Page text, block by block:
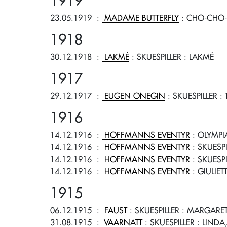
23.05.1919 : MADAME BUTTERFLY : CHO-CHO-
1918
30.12.1918 : LAKMÉ : SKUESPILLER : LAKMÉ
1917
29.12.1917 : EUGEN ONEGIN : SKUESPILLER :
1916
14.12.1916 : HOFFMANNS EVENTYR :
14.12.1916 : HOFFMANNS EVENTYR :
14.12.1916 : HOFFMANNS EVENTYR :
14.12.1916 : HOFFMANNS EVENTYR :
1915
06.12.1915 : FAUST: SKUESPILLER :
31.08.1915 : VAARNATT: SKUESPILLER : LINDA,